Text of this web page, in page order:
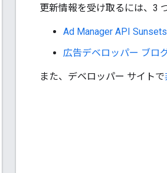
更新情報を受け取るには、3
Ad Manager API
広告デベロッパー ブロ
また、デベロッパー サイトで